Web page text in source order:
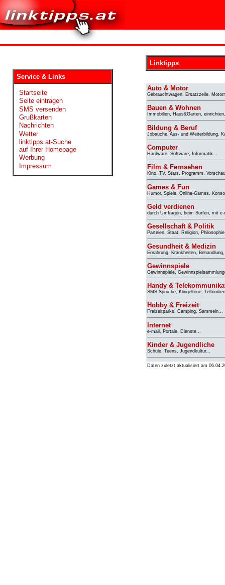
Service & Links
Startseite
Seite eintragen
SMS versenden
Grußkarten
Nachrichten
Wetter
linktipps.at-Suche
auf Ihrer Homepage
Werbung
Impressum
Linktipps
Auto & Motor
Gebrauchtwagen, Ersatzzeile,
Bauen & Wohnen
Immobilien, Haus&Garten,
Bildung & Beruf
Jobsuche, Aus- und Weiterbildung,
Computer
Hardware, Software, Informatik...
Film & Fernsehen
Kino, TV, Stars, Programm,
Games & Fun
Humor, Spiele, Online-Games,
Geld verdienen
durch Umfragen, beim Surfen, mit
Gesellschaft & Politik
Parteien, Staat, Religion,
Gesundheit & Medizin
Ernährung, Krankheiten,
Gewinnspiele
Gewinnspiele,
Handy &
SMS-Sprüche, Klingeltöne,
Hobby & Freizeit
Freizeitparks, Camping, Sammeln...
Internet
e-mail, Portale, Dienste...
Kinder & Jugendliche
Schule, Teens, Jugendkultur...
Daten zuletzt aktualisiert am